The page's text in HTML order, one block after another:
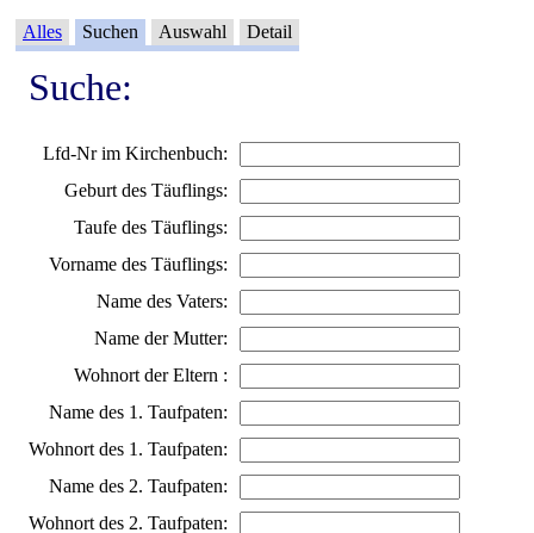
Alles Suchen Auswahl Detail
Suche:
Lfd-Nr im Kirchenbuch:
Geburt des Täuflings:
Taufe des Täuflings:
Vorname des Täuflings:
Name des Vaters:
Name der Mutter:
Wohnort der Eltern :
Name des 1. Taufpaten:
Wohnort des 1. Taufpaten:
Name des 2. Taufpaten:
Wohnort des 2. Taufpaten: